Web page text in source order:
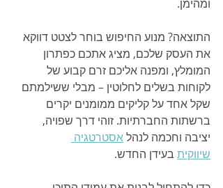
ומהימן.
התוצאה? מנוע החיפוש בוחר לצטט דווקא
את העסק שלכם, מציג אתכם כפתרון
המומלץ, ומפנה אליכם זרם קבוע של
לקוחות בשלים לחלוטין – מבלי ששילמתם
שקל אחד על קליקים ממומנים יקרים
ברשתות החברתיות. זוהי דרך שפויה,
יציבה וחכמה לנהל אסטרטגיה
שיווקית בעידן החדש.